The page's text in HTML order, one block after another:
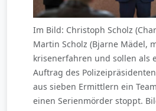
Im Bild: Christoph Scholz
Martin Scholz (Bjarne Mädel,
krisenerfahren und sollen als
Auftrag des
aus sieben Ermittlern ein
einen Serienmörder stoppt.